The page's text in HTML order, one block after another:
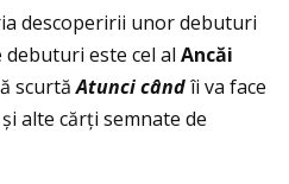
descoperirii unor debuturi
este cel al Ancăi
scurtăAtunci cândîi va face
alte cărţi semnate de